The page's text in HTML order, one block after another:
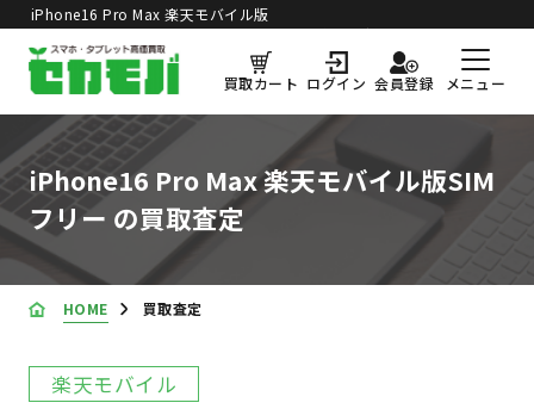
買取価格更新日：2026年8月5日
iPhone16 Pro Max 楽天モバイル版
買取カート ログイン 会員登録 メニュー
iPhone16 Pro Max 楽天モバイル版SIM
フリー の買取査定
HOME 買取査定
楽天モバイル